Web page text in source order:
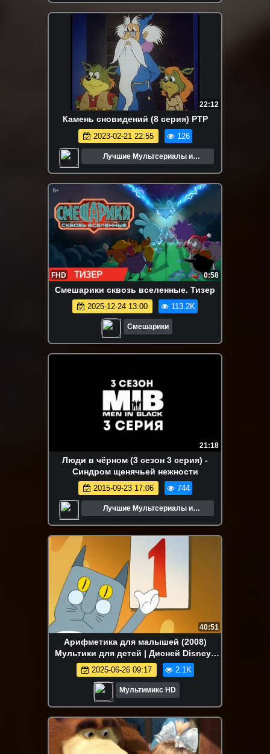
22:12
Камень сновидений (8 серия) РТР
2023-02-21 22:55 126
Лучшие Мультсериалы и
FHD 0:58
Смешарики сквозь вселенные. Тизер
2025-12-24 13:00 113.2K
Смешарики
21:18
Люди в чёрном (3 сезон 3 серия) -
Синдром щенячьей нежности
2015-09-23 17:06 744
Лучшие Мультсериалы и
40:51
Арифметика для малышей (2008)
Мультики для детей | Дисней Disney |
Сериалы Netflix | Старые мультики
2025-06-26 09:17 2.1K
Мультимикс HD